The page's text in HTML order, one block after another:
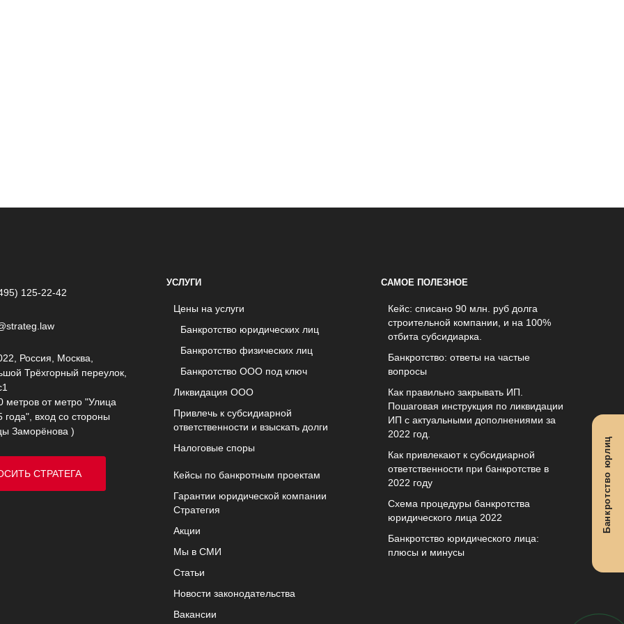
125-22-42
Россия, Москва,
Трёхгорный переулок,
метров от метро "Улица
года", вход со стороны
Заморёнова )
СТРАТЕГА
УСЛУГИ
Цены на услуги
Банкротство юридических лиц
Банкротство физических лиц
Банкротство ООО под ключ
Ликвидация ООО
Привлечь к субсидиарной
ответственности и взыскать долги
Налоговые споры
Кейсы по банкротным проектам
Гарантии юридической компании
Стратегия
Акции
Мы в СМИ
Статьи
Новости законодательства
Вакансии
САМОЕ ПОЛЕЗНОЕ
Кейс: списано 90 млн. руб долга
строительной компании, и на 100%
отбита субсидиарка.
Банкротство: ответы на частые
вопросы
Как правильно закрывать ИП.
Пошаговая инструкция по ликвидации
ИП с актуальными дополнениями за
2022 год.
Как привлекают к субсидиарной
ответственности при банкротстве в
2022 году
Схема процедуры банкротства
юридического лица 2022
Банкротство юридического лица:
плюсы и минусы
Банкротство юрлиц